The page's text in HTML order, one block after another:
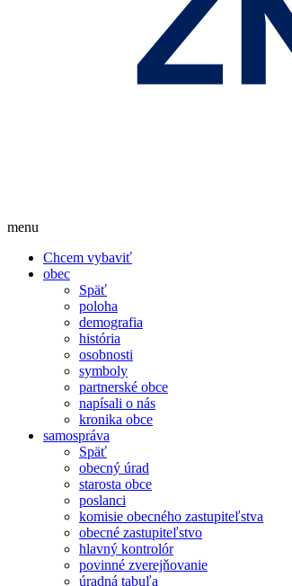
menu
Chcem vybaviť
obec
Späť
poloha
demografia
história
osobnosti
symboly
partnerské obce
napísali o nás
kronika obce
samospráva
Späť
obecný úrad
starosta obce
poslanci
komisie obecného zastupiteľstva
obecné zastupiteľstvo
hlavný kontrolór
povinné zverejňovanie
úradná tabuľa